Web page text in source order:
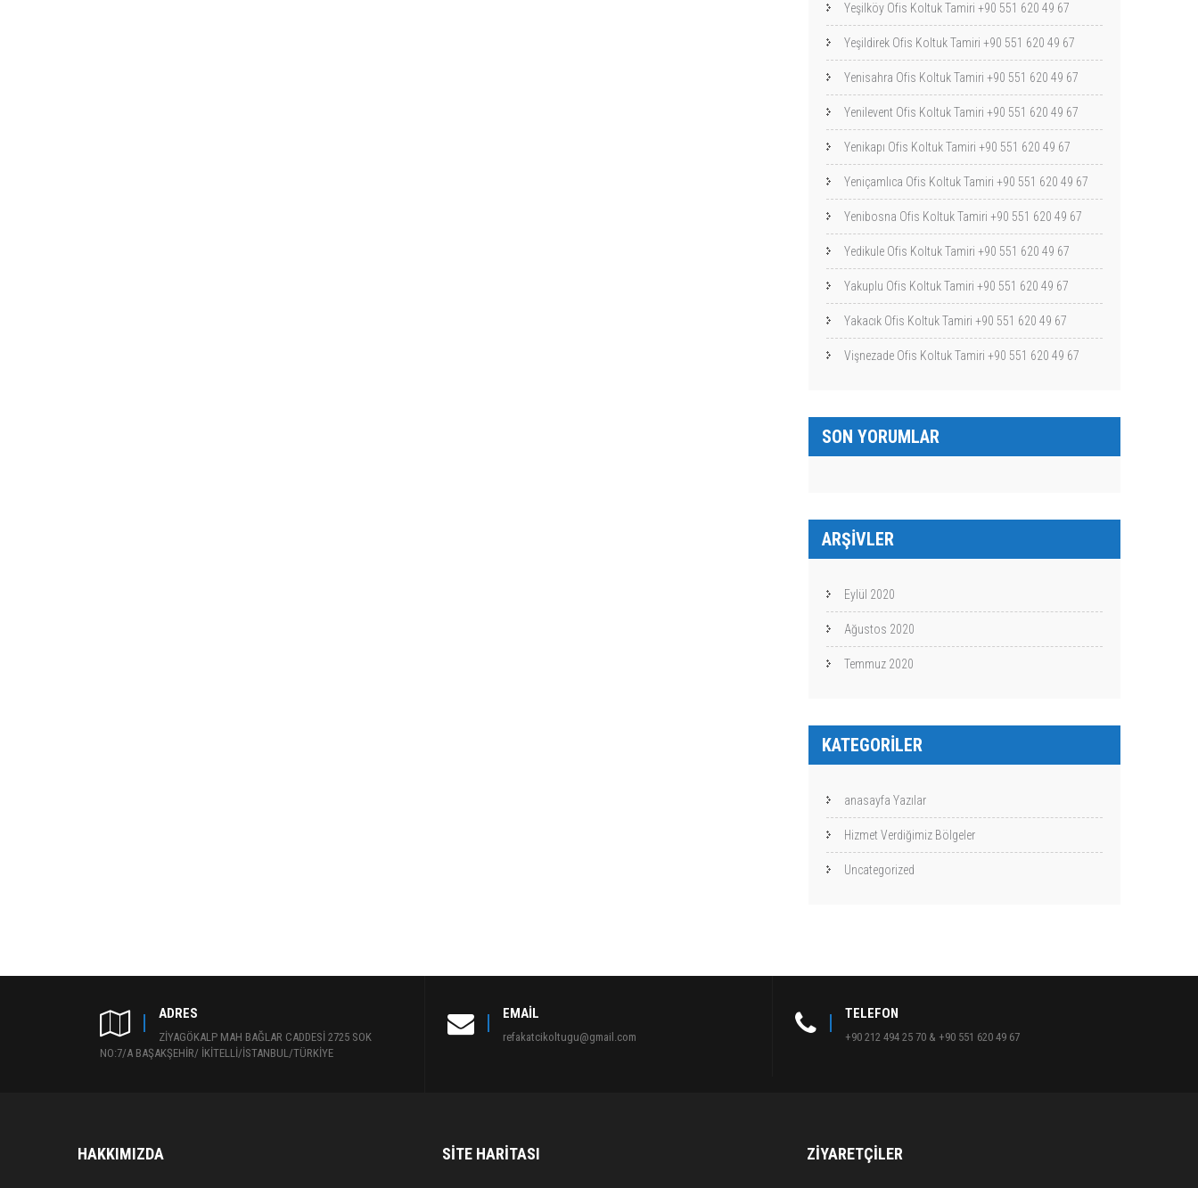
Yeşilköy Ofis Koltuk Tamiri +90 551 620 49 67
Yeşildirek Ofis Koltuk Tamiri +90 551 620 49 67
Yenisahra Ofis Koltuk Tamiri +90 551 620 49 67
Yenilevent Ofis Koltuk Tamiri +90 551 620 49 67
Yenikapı Ofis Koltuk Tamiri +90 551 620 49 67
Yeniçamlıca Ofis Koltuk Tamiri +90 551 620 49 67
Yenibosna Ofis Koltuk Tamiri +90 551 620 49 67
Yedikule Ofis Koltuk Tamiri +90 551 620 49 67
Yakuplu Ofis Koltuk Tamiri +90 551 620 49 67
Yakacık Ofis Koltuk Tamiri +90 551 620 49 67
Vişnezade Ofis Koltuk Tamiri +90 551 620 49 67
SON YORUMLAR
ARŞIVLER
Eylül 2020
Ağustos 2020
Temmuz 2020
KATEGORILER
anasayfa Yazılar
Hizmet Verdiğimiz Bölgeler
Uncategorized
ADRES
ZİYAGÖKALP MAH BAĞLAR CADDESİ 2725 SOK
NO:7/A BAŞAKŞEHİR/ İKİTELLİ/İSTANBUL/TÜRKİYE
EMAIL
refakatcikoltugu@gmail.com
TELEFON
+90 212 494 25 70 & +90 551 620 49 67
HAKKIMIZDA SITE HARITASI ZIYARETÇILER